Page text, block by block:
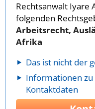
Rechtsanwalt Iyare
folgenden
Arbeitsrecht,
Afrika
Das ist nicht der
Informationen zu
Kontaktdaten